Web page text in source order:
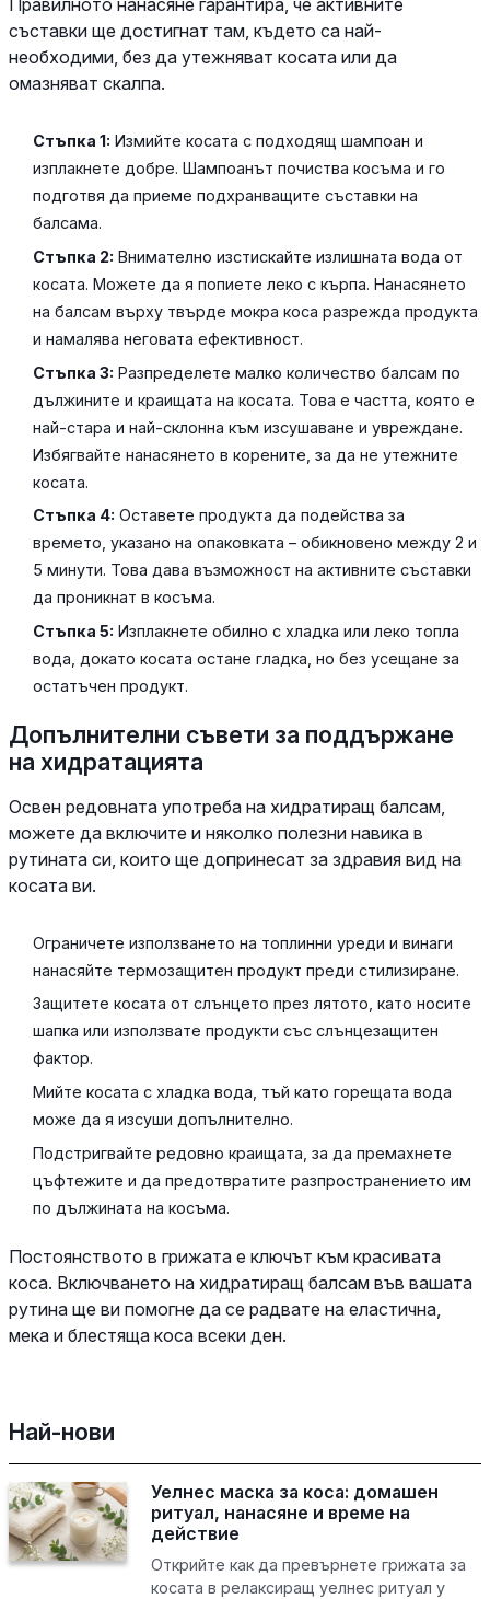
Правилното нанасяне гарантира, че активните
съставки ще достигнат там, където са най-
необходими, без да утежняват косата или да
омазняват скалпа.
Стъпка 1: Измийте косата с подходящ шампоан и
изплакнете добре. Шампоанът почиства косъма и го
подготвя да приеме подхранващите съставки на
балсама.
Стъпка 2: Внимателно изстискайте излишната вода от
косата. Можете да я попиете леко с кърпа. Нанасянето
на балсам върху твърде мокра коса разрежда продукта
и намалява неговата ефективност.
Стъпка 3: Разпределете малко количество балсам по
дължините и краищата на косата. Това е частта, която е
най-стара и най-склонна към изсушаване и увреждане.
Избягвайте нанасянето в корените, за да не утежните
косата.
Стъпка 4: Оставете продукта да подейства за
времето, указано на опаковката – обикновено между 2 и
5 минути. Това дава възможност на активните съставки
да проникнат в косъма.
Стъпка 5: Изплакнете обилно с хладка или леко топла
вода, докато косата остане гладка, но без усещане за
остатъчен продукт.
Допълнителни съвети за поддържане
на хидратацията
Освен редовната употреба на хидратиращ балсам,
можете да включите и няколко полезни навика в
рутината си, които ще допринесат за здравия вид на
косата ви.
Ограничете използването на топлинни уреди и винаги
нанасяйте термозащитен продукт преди стилизиране.
Защитете косата от слънцето през лятото, като носите
шапка или използвате продукти със слънцезащитен
фактор.
Мийте косата с хладка вода, тъй като горещата вода
може да я изсуши допълнително.
Подстригвайте редовно краищата, за да премахнете
цъфтежите и да предотвратите разпространението им
по дължината на косъма.
Постоянството в грижата е ключът към красивата
коса. Включването на хидратиращ балсам във вашата
рутина ще ви помогне да се радвате на еластична,
мека и блестяща коса всеки ден.
Най-нови
Уелнес маска за коса: домашен
ритуал, нанасяне и време на
действие
Открийте как да превърнете грижата за
косата в релаксиращ уелнес ритуал у